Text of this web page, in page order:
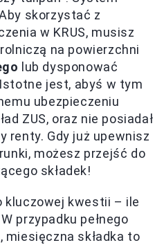
skorzystać z
w KRUS, musisz
na powierzchni
lub dysponować
jest, abyś w tym
ubezpieczeniu
ZUS, oraz nie posiadał
renty. Gdy już upewnisz
możesz przejść do
składek!
kluczowej kwestii – ile
przypadku pełnego
miesięczna składka to